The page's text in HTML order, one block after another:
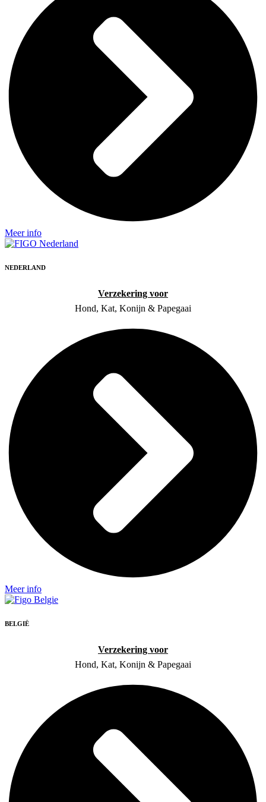
Meer info
NEDERLAND
Verzekering voor
Hond, Kat, Konijn & Papegaai
Meer info
BELGIË
Verzekering voor
Hond, Kat, Konijn & Papegaai